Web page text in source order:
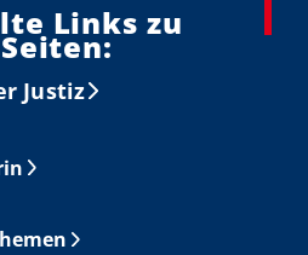
Links zu
Justiz